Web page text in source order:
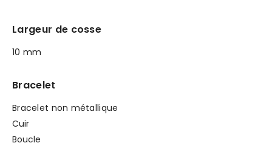
Largeur de cosse
10 mm
Bracelet
Bracelet non métallique
Cuir
Boucle